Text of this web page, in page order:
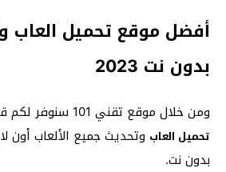
أفضل موقع تحميل العاب
بدون نت 2023
ومن خلال موقع تقني 101 سنوفر لكم قائمة من
تحميل العاب وتحديث جميع الألعاب أون
بدون نت.